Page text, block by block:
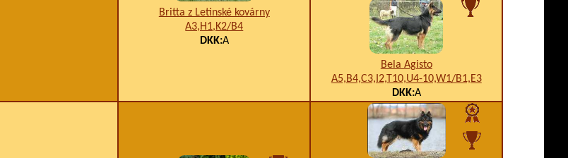
Britta z Letinské kovárny
A3,H1,K2/B4
DKK:A
Bela Agisto
A5,B4,C3,I2,T10,U4-10,W1/B1,E3
DKK:A